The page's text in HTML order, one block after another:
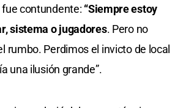
contundente: “Siempre estoy
sistema o jugadores. Pero no
rumbo. Perdimos el invicto de local
una ilusión grande”.